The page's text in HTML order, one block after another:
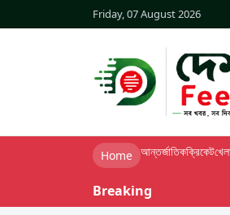
Friday, 07 August 2026
Home আন্তর্জাতিকক্রিকেট
Breaking